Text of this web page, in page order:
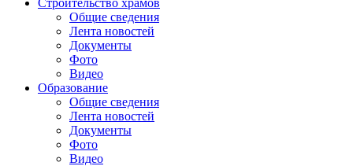
Строительство храмов
Общие сведения
Лента новостей
Документы
Фото
Видео
Образование
Общие сведения
Лента новостей
Документы
Фото
Видео